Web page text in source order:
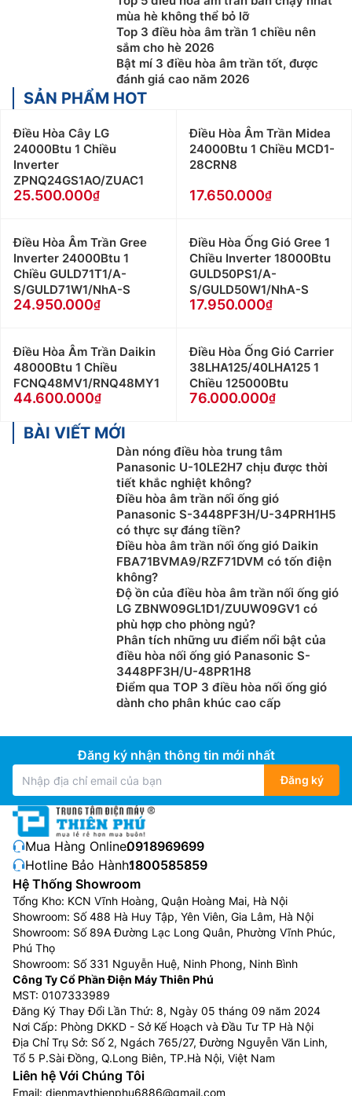
mùa hè không thể bỏ lỡ
Top 3 điều hòa âm trần 1 chiều nên
sắm cho hè 2026
Bật mí 3 điều hòa âm trần tốt, được
đánh giá cao năm 2026
SẢN PHẨM HOT
Điều Hòa Cây LG
24000Btu 1 Chiều
Inverter
ZPNQ24GS1AO/ZUAC1
25.500.000
Điều Hòa Âm Trần Midea
24000Btu 1 Chiều MCD1-
28CRN8
17.650.000
Điều Hòa Âm Trần Gree
Inverter 24000Btu 1
Chiều GULD71T1/A-
S/GULD71W1/NhA-S
24.950.000
Điều Hòa Ống Gió Gree 1
Chiều Inverter 18000Btu
GULD50PS1/A-
S/GULD50W1/NhA-S
17.950.000
Điều Hòa Âm Trần Daikin
48000Btu 1 Chiều
FCNQ48MV1/RNQ48MY1
44.600.000
Điều Hòa Ống Gió Carrier
38LHA125/40LHA125 1
Chiều 125000Btu
76.000.000
BÀI VIẾT MỚI
Dàn nóng điều hòa trung tâm
Panasonic U-10LE2H7 chịu được thời
tiết khắc nghiệt không?
Điều hòa âm trần nối ống gió
Panasonic S-3448PF3H/U-34PRH1H5
có thực sự đáng tiền?
Điều hòa âm trần nối ống gió Daikin
FBA71BVMA9/RZF71DVM có tốn điện
không?
Độ ồn của điều hòa âm trần nối ống gió
LG ZBNW09GL1D1/ZUUW09GV1 có
phù hợp cho phòng ngủ?
Phân tích những ưu điểm nổi bật của
điều hòa nối ống gió Panasonic S-
3448PF3H/U-48PR1H8
Điểm qua TOP 3 điều hòa nối ống gió
dành cho phân khúc cao cấp
Đăng ký nhận thông tin mới nhất
Đăng ký
Mua Hàng Online:0918969699
Hotline Bảo Hành:1800585859
Hệ Thống Showroom
Tổng Kho: KCN Vĩnh Hoàng, Quận Hoàng Mai, Hà Nội
Showroom: Số 488 Hà Huy Tập, Yên Viên, Gia Lâm, Hà Nội
Showroom: Số 89A Đường Lạc Long Quân, Phường Vĩnh Phúc,
Phú Thọ
Showroom: Số 331 Nguyễn Huệ, Ninh Phong, Ninh Bình
Công Ty Cổ Phần Điện Máy Thiên Phú
MST: 0107333989
Đăng Ký Thay Đổi Lần Thứ: 8, Ngày 05 tháng 09 năm 2024
Nơi Cấp: Phòng DKKD - Sở Kế Hoạch và Đầu Tư TP Hà Nội
Địa Chỉ Trụ Sở: Số 2, Ngách 765/27, Đường Nguyễn Văn Linh,
Tổ 5 P.Sài Đồng, Q.Long Biên, TP.Hà Nội, Việt Nam
Liên hệ Với Chúng Tôi
Email: dienmaythienphu6886@gmail.com